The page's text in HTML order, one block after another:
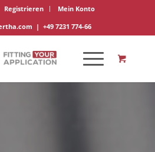
Registrieren
Mein Konto
| +49 7231 774-66